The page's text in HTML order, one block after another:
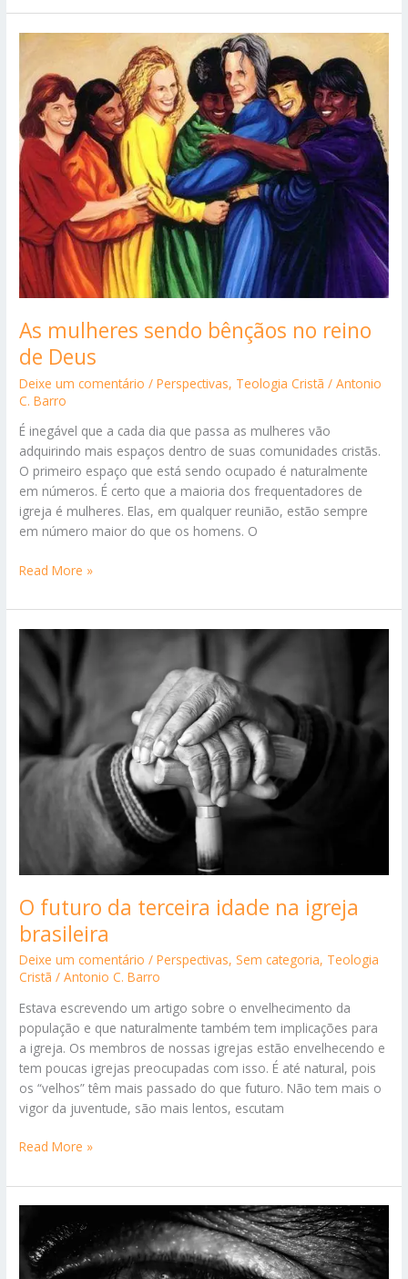
Esquecido:
A
Indiferença
Afasta
As mulheres sendo bênçãos no reino
de Deus
Deixe um comentário /Perspectivas, Teologia Cristã /Antonio
C. Barro
É inegável que a cada dia que passa as mulheres vão
adquirindo mais espaços dentro de suas comunidades cristãs.
O primeiro espaço que está sendo ocupado é naturalmente
em números. É certo que a maioria dos frequentadores de
igreja é mulheres. Elas, em qualquer reunião, estão sempre
em número maior do que os homens. O
As
sendo
bênçãos
no
reino
Deus
Read More »
O futuro da terceira idade na igreja
brasileira
Deixe um comentário /Perspectivas,Sem categoria, Teologia
Cristã /Antonio C. Barro
Estava escrevendo um artigo sobre o envelhecimento da
população e que naturalmente também tem implicações para
a igreja. Os membros de nossas igrejas estão envelhecendo e
tem poucas igrejas preocupadas com isso. É até natural, pois
os “velhos” têm mais passado do que futuro. Não tem mais o
vigor da juventude, são mais lentos, escutam
O
da
terceira
igreja
Read More »